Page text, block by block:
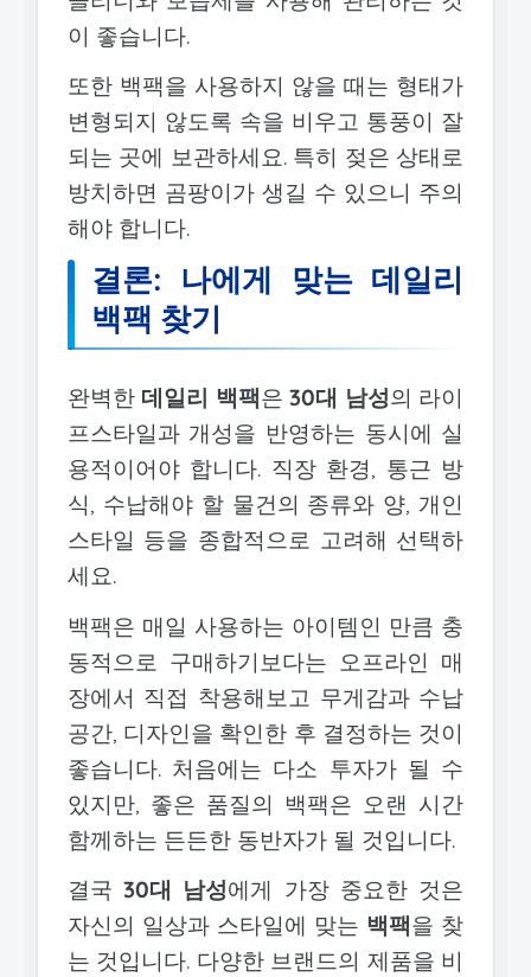
이 좋습니다.
또한 백팩을 사용하지 않을 때는 형태가
변형되지 않도록 속을 비우고 통풍이 잘
되는 곳에 보관하세요. 특히 젖은 상태로
방치하면 곰팡이가 생길 수 있으니 주의
해야 합니다.
결론: 나에게 맞는 데일리
백팩 찾기
완벽한 데일리 백팩은30대 남성의 라이
프스타일과 개성을 반영하는 동시에 실
용적이어야 합니다. 직장 환경, 통근 방
식, 수납해야 할 물건의 종류와 양, 개인
스타일 등을 종합적으로 고려해 선택하
세요.
백팩은 매일 사용하는 아이템인 만큼 충
동적으로 구매하기보다는 오프라인 매
장에서 직접 착용해보고 무게감과 수납
공간, 디자인을 확인한 후 결정하는 것이
좋습니다. 처음에는 다소 투자가 될 수
있지만, 좋은 품질의 백팩은 오랜 시간
함께하는 든든한 동반자가 될 것입니다.
결국30대 남성에게 가장 중요한 것은
자신의 일상과 스타일에 맞는 백팩을 찾
는 것입니다. 다양한 브랜드의 제품을 비